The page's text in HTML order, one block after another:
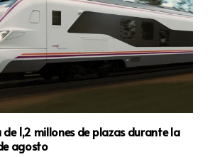
de 1,2 millones de plazas durante la
agosto